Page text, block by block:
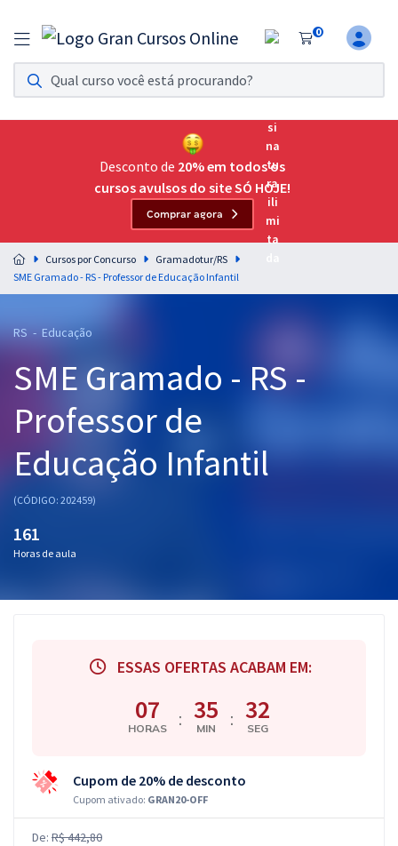
0
Assinatura Ilimitada 11
Acesso a todos os cursos. Teste grátis por 7 dias!
Assinatura OAB Até Passar
Acesso ilimitado a toda preparação para o Exame da
Residências Multiprofissionais
Preparação completa e intensiva para as principais
residências em saúde do Brasil
Cursos 20% OFF
Pós
Graduação
OAB
Mentorias
Desconto de 20% em todos os
cursos avulsos do site SÓ HOJE!
Comprar agora
Cursos por Concurso
Gramadotur/RS
SME Gramado - RS - Professor de Educação Infantil
RS - Educação
SME Gramado - RS -
Professor de
Educação Infantil
(CÓDIGO: 202459)
161
Horas de aula
ESSAS OFERTAS ACABAM EM:
07
HORAS : 35
MIN : 31
SEG
Cupom de 20% de desconto
Cupom ativado: GRAN20-OFF
De: R$ 442,80